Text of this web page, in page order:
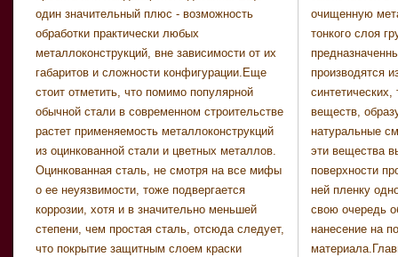
один значительный плюс - возможность
обработки практически любых
металлоконструкций, вне зависимости от их
габаритов и сложности конфигурации.Еще
стоит отметить, что помимо популярной
обычной стали в современном строительстве
растет применяемость металлоконструкций
из оцинкованной стали и цветных металлов.
Оцинкованная сталь, не смотря на все мифы
о ее неуязвимости, тоже подвергается
коррозии, хотя и в значительно меньшей
степени, чем простая сталь, отсюда следует,
что покрытие защитным слоем краски
очищенную
тонкого слоя
производятся
веществ,
натуральные
эти вещества
поверхности
ней пленку
свою очередь
нанесение на
тампоном или
должен быть
пленки при
составляет
поверхность
глянцевой)
улучшит
грунтовке
обеспечивает
и однородность